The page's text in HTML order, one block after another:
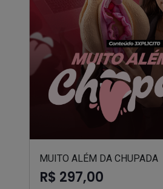
MUITO ALÉM DA CHUPADA
R$ 297,00